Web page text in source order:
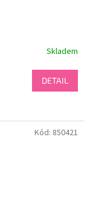
Skladem
DETAIL
Kód: 850421